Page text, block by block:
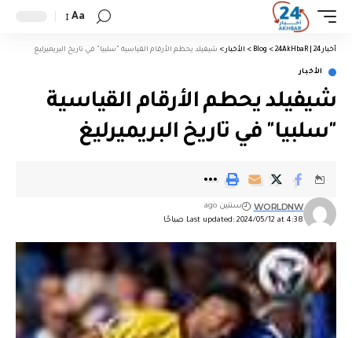
Aa
أخبار 24 | 24AkHbaR >
Blog
> الأخبار > شيفيلد يحطم الأرقام القياسية "سلبيا" في تاريخ البريميرليغ
الأخبار
شيفيلد يحطم الأرقام القياسية
"سلبيا" في تاريخ البريميرليغ
Last updated: 2024/05/12 at 4:38 صباحًا
WORLDNW سنتين ago